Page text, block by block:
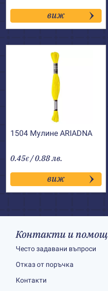
виж
1504 Мулине АRIADNA
0.45€ / 0.88 лв.
виж
Контакти и помощ
Често задавани въпроси
Отказ от поръчка
Контакти